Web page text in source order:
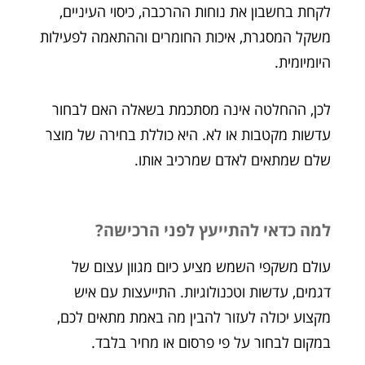
לקחת בחשבון את נוחות ההרכבה, כיסוי העיניים,
משקל המסגרת, איכות החומרים וההתאמה לפעילות
היומיומית.
לכן, ההחלטה אינה מסתכמת בשאלה האם לבחור
עדשות מקטבות או לא. היא כוללת בחירה של מוצר
שלם שמתאים לאדם שמרכיב אותו.
למה כדאי להתייעץ לפני הרכישה?
עולם משקפי השמש מציע כיום מגוון עצום של
דגמים, עדשות וטכנולוגיות. התייעצות עם איש
מקצוע יכולה לעזור להבין מה באמת מתאים לכם,
במקום לבחור על פי פרסום או מחיר בלבד.